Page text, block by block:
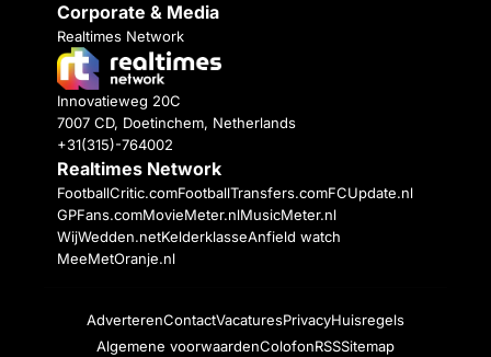
Corporate & Media
Realtimes Network
Innovatieweg 20C
7007 CD, Doetinchem, Netherlands
+31(315)-764002
Realtimes Network
FootballCritic.comFootballTransfers.comFCUpdate.nl
GPFans.comMovieMeter.nlMusicMeter.nl
WijWedden.netKelderklasseAnfield watch
MeeMetOranje.nl
AdverterenContactVacaturesPrivacyHuisregels
Algemene voorwaardenColofonRSSSitemap